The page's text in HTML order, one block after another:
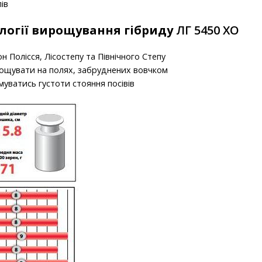
вирощування гібридуЛГ 5450 ХО
Лісостепу та Північного Степу
на полях, забруднених вовчком
густоти стояння посівів